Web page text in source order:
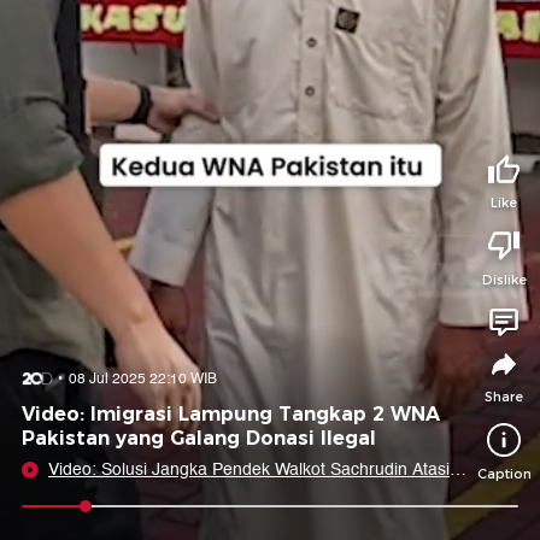
Like
Dislike
Share
Caption
08 Jul 2025 22:10 WIB
Video: Imigrasi Lampung Tangkap 2 WNA
Pakistan yang Galang Donasi Ilegal
Video: Solusi Jangka Pendek Walkot Sachrudin Atasi
Share to
X Telegram
Copy Link Copy Embed
Copy Embed &
Suka video ini?
Login untuk menyampaikan pendapat.
Masuk
Tidak suka video ini?
Login untuk menyampaikan pendapat.
Masuk